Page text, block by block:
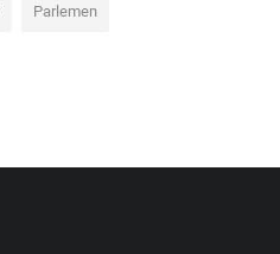
Parlemen